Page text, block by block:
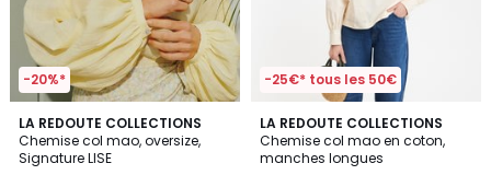
-20%*
LA REDOUTE COLLECTIONS
Chemise col mao, oversize,
Signature LISE
4,5
/ 5
3
Couleurs
-25€* tous les 50€
LA REDOUTE COLLECTIONS
Chemise col mao en coton,
manches longues
5
/
5
2
Couleurs